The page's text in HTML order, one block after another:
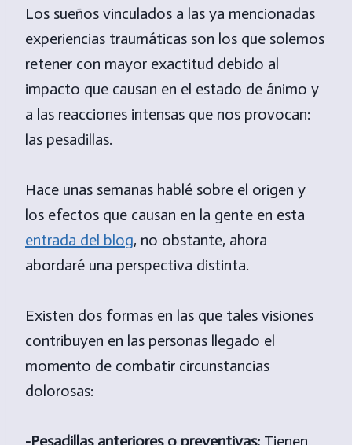
Los sueños vinculados a las ya mencionadas
experiencias traumáticas son los que solemos
retener con mayor exactitud debido al
impacto que causan en el estado de ánimo y
a las reacciones intensas que nos provocan:
las pesadillas.
Hace unas semanas hablé sobre el origen y
los efectos que causan en la gente en esta
entrada del blog, no obstante, ahora
abordaré una perspectiva distinta.
Existen dos formas en las que tales visiones
contribuyen en las personas llegado el
momento de combatir circunstancias
dolorosas:
-Pesadillas anteriores o preventivas: Tienen